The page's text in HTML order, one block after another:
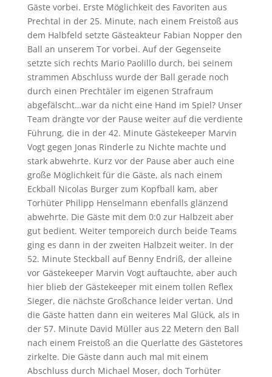
Gäste vorbei. Erste Möglichkeit des Favoriten aus
Prechtal in der 25. Minute, nach einem Freistoß aus
dem Halbfeld setzte Gästeakteur Fabian Nopper den
Ball an unserem Tor vorbei. Auf der Gegenseite
setzte sich rechts Mario Paolillo durch, bei seinem
strammen Abschluss wurde der Ball gerade noch
durch einen Prechtäler im eigenen Strafraum
abgefälscht…war da nicht eine Hand im Spiel? Unser
Team drängte vor der Pause weiter auf die verdiente
Führung, die in der 42. Minute Gästekeeper Marvin
Vogt gegen Jonas Rinderle zu Nichte machte und
stark abwehrte. Kurz vor der Pause aber auch eine
große Möglichkeit für die Gäste, als nach einem
Eckball Nicolas Burger zum Kopfball kam, aber
Torhüter Philipp Henselmann ebenfalls glänzend
abwehrte. Die Gäste mit dem 0:0 zur Halbzeit aber
gut bedient. Weiter temporeich durch beide Teams
ging es dann in der zweiten Halbzeit weiter. In der
52. Minute Steckball auf Benny Endriß, der alleine
vor Gästekeeper Marvin Vogt auftauchte, aber auch
hier blieb der Gästekeeper mit einem tollen Reflex
Sieger, die nächste Großchance leider vertan. Und
die Gäste hatten dann ein weiteres Mal Glück, als in
der 57. Minute David Müller aus 22 Metern den Ball
nach einem Freistoß an die Querlatte des Gästetores
zirkelte. Die Gäste dann auch mal mit einem
Abschluss durch Michael Moser, doch Torhüter